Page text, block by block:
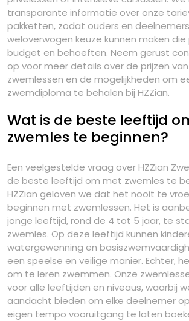
transparante informatie over onze
pakketten, zodat ouders en
weloverwogen keuze kunnen maken die
budget en behoeften. Neem gerust
op voor meer details over de prijzen
zwemlessen en de mogelijkheden om
zwemdiploma te behalen bij HZZian.
Wat is de beste leeftijd
zwemles te beginnen?
Een veelgestelde vraag over HZZian
de beste leeftijd om met zwemles te
HZZian geloven we dat het nooit te
beginnen met zwemlessen. Het is
jonge leeftijd, rond de 4 tot 5 jaar, te
zwemles. Op deze leeftijd kunnen
watergewenning en
een speelse en veilige manier. Echter,
om te leren zwemmen. Onze
voor alle leeftijden en niveaus, waarbij
aandacht bieden om elke deelnemer
eigen tempo vooruitgang te laten